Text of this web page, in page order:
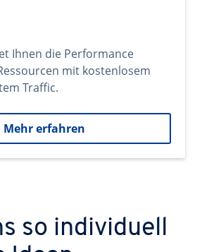
Ihnen die Performance
mit kostenlosem
Traffic.
Mehr erfahren
so individuell